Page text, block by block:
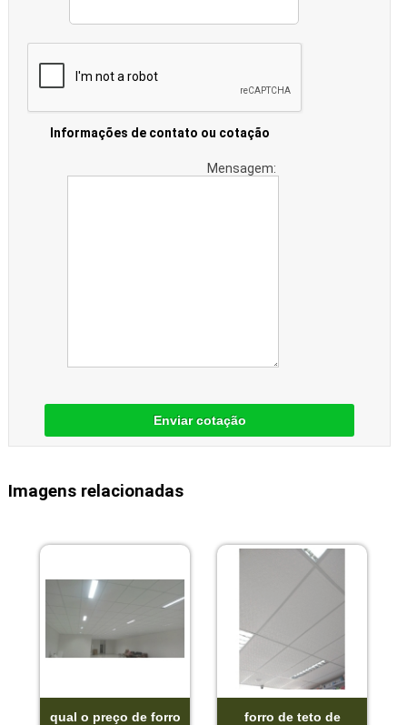
Informações de contato ou cotação
Mensagem:
Enviar cotação
Imagens relacionadas
qual o preço de forro
forro de teto de